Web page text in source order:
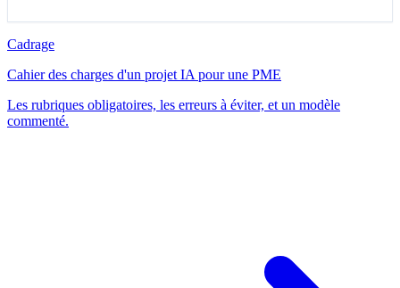
Cadrage
Cahier des charges d'un projet IA pour une PME
Les rubriques obligatoires, les erreurs à éviter, et un modèle
commenté.